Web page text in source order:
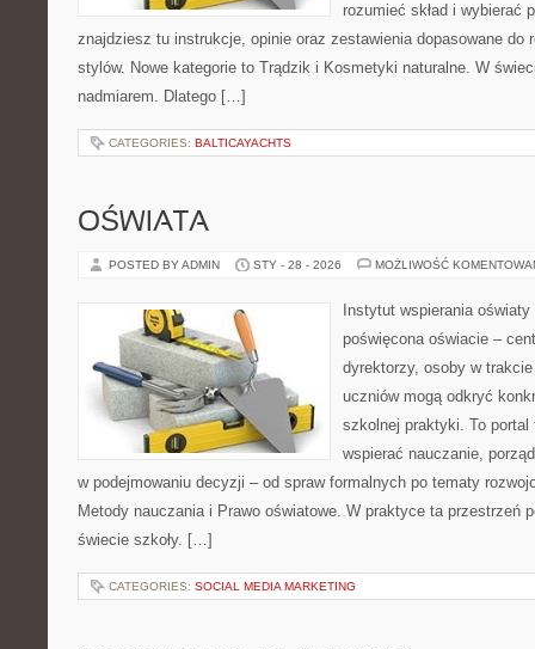
rozumieć skład i wybierać
znajdziesz tu instrukcje, opinie oraz zestawienia dopasowane do
stylów. Nowe kategorie to Trądzik i Kosmetyki naturalne. W
nadmiarem. Dlatego […]
CATEGORIES: BALTICAYACHTS
OŚWIATA
POSTED BY ADMIN STY - 28 - 2026 MOŻLIWOŚĆ
Instytut wspierania
poświęcona oświacie –
dyrektorzy, osoby w
uczniów mogą odkryć
szkolnej praktyki. To
wspierać nauczanie,
w podejmowaniu decyzji – od spraw formalnych po tematy
Metody nauczania i Prawo oświatowe. W praktyce ta przestrzeń
świecie szkoły. […]
CATEGORIES: SOCIAL MEDIA MARKETING